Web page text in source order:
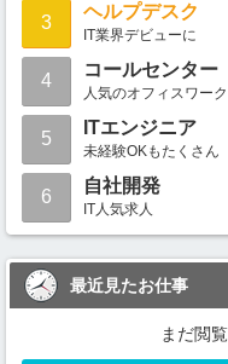
3
ヘルプデスク
IT業界デビューに
4
コールセンター
人気のオフィスワーク
5
ITエンジニア
未経験OKもたくさん
6
自社開発
IT人気求人
最近見たお仕事
まだ閲